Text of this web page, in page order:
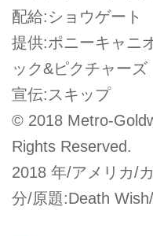
配給:ショウゲート
提供:ポニーキャニ
ック&ピクチャーズ
宣伝:スキップ
© 2018 Metro-
Rights Reserved.
2018 年/アメリカ/
分/原題:Death